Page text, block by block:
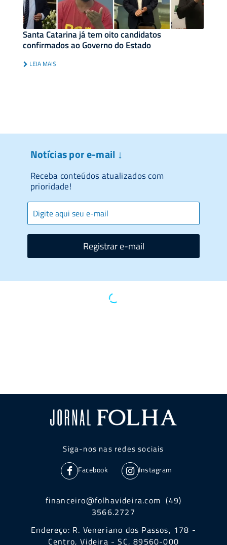
Santa Catarina já tem oito candidatos
confirmados ao Governo do Estado
LEIA MAIS
Notícias por e-mail ↓
Receba conteúdos atualizados com
prioridade!
Registrar e-mail
Siga-nos nas redes sociais
Facebook Instagram
financeiro@folhavideira.com (49)
3566.2727
Endereço: R. Veneriano dos Passos, 178 -
Centro, Videira - SC, 89560-000